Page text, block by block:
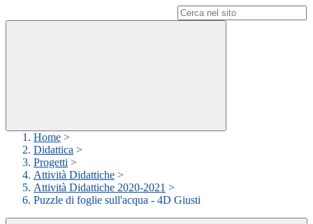
Home >
Didattica >
Progetti >
Attività Didattiche >
Attività Didattiche 2020-2021 >
Puzzle di foglie sull'acqua - 4D Giusti